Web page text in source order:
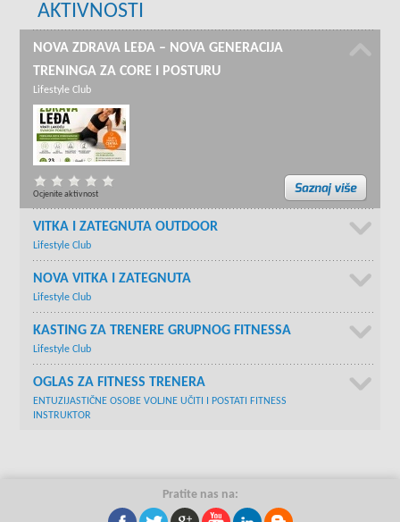
AKTIVNOSTI
NOVA ZDRAVA LEĐA – NOVA GENERACIJA
TRENINGA ZA CORE I POSTURU
Lifestyle Club
Ocjenite aktivnost
VITKA I ZATEGNUTA OUTDOOR
Lifestyle Club
NOVA VITKA I ZATEGNUTA
Lifestyle Club
KASTING ZA TRENERE GRUPNOG FITNESSA
Lifestyle Club
OGLAS ZA FITNESS TRENERA
ENTUZIJASTIČNE OSOBE VOLJNE UČITI I POSTATI FITNESS
INSTRUKTOR
Pratite nas na: